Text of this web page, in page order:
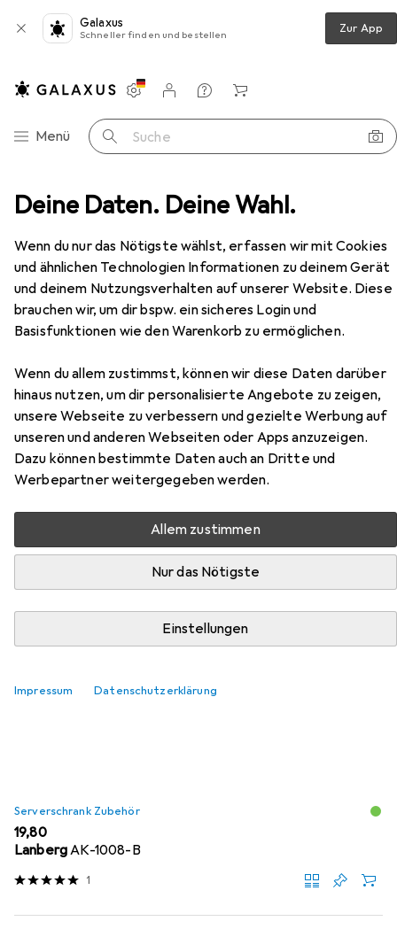
Deine Daten. Deine Wahl.
Wenn du nur das Nötigste wählst, erfassen wir mit Cookies
und ähnlichen Technologien Informationen zu deinem Gerät
und deinem Nutzungsverhalten auf unserer Website. Diese
brauchen wir, um dir bspw. ein sicheres Login und
Basisfunktionen wie den Warenkorb zu ermöglichen.
Wenn du allem zustimmst, können wir diese Daten darüber
hinaus nutzen, um dir personalisierte Angebote zu zeigen,
unsere Webseite zu verbessern und gezielte Werbung auf
unseren und anderen Webseiten oder Apps anzuzeigen.
Dazu können bestimmte Daten auch an Dritte und
Werbepartner weitergegeben werden.
Allem zustimmen
Nur das Nötigste
Einstellungen
Impressum Datenschutzerklärung
Galaxus
Schneller finden und bestellen Zur App
Navigation nach Kategorien
Menü Suche
Einstellungen
Kundenkonto
Vergleichslisten
Merklisten
Warenkorb
N1 19" Standschrank 18HE/600x1000, Glastür, grau
EUR
569,–
Tritón
Triton RMA-18-A61-CAX-N1 19"
Standschrank 18HE/600x1000, Glastür,
grau
10.86 HE, 19 Zoll Rack
Zubehör für Tritón Triton RMA-
18-A61-CAX-N1 19" Standschrank
18HE/600x1000, Glastür, grau
Hier findest du passendes Zubehör zum Produkt Tritón
Triton RMA-18-A61-CAX-N1 19" Standschrank
18HE/600x1000, Glastür, grau aus der Kategorie
Serverschrank Zubehör.
Beliebt Tritón
Relevanz
Serverschrank Zubehör
EUR
19,80
LanbergAK-1008-B
1